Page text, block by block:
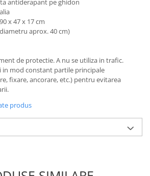
antiderapant pe ghidon
x 47 x 17 cm
aprox. 40 cm)
de protectie. A nu se utiliza in trafic.
mod constant partile principale
fixare, ancorare, etc.) pentru evitarea
produs